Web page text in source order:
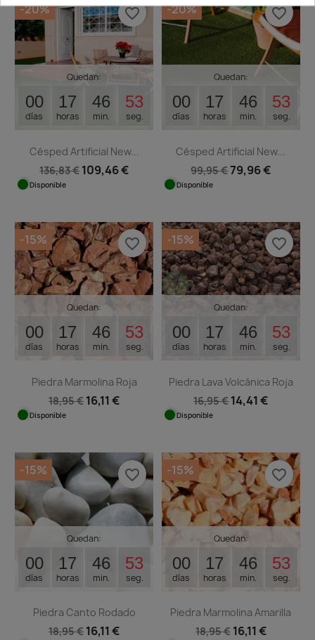
Quedan:
00
días
17
horas
46
min.
53
seg.
Césped Artificial New...
136,83 € 109,46 €
Disponible
-20% favorite_border
Quedan:
00
días
17
horas
46
min.
53
seg.
Césped Artificial New...
99,95 €79,96 €
Disponible
-20% favorite_border
Quedan:
00
días
17
horas
46
min.
53
seg.
Piedra Marmolina Roja
18,95 € 16,11 €
Disponible
-15% favorite_border
Quedan:
00
días
17
horas
46
min.
53
seg.
Piedra Lava Volcánica Roja
16,95 €14,41 €
Disponible
-15% favorite_border
Quedan:
00
días
17
horas
46
min.
53
seg.
Piedra Canto Rodado
18,95 € 16,11 €
-15% favorite_border
Quedan:
00
días
17
horas
46
min.
53
seg.
Piedra Marmolina Amarilla
18,95 € 16,11 €
-15% favorite_border